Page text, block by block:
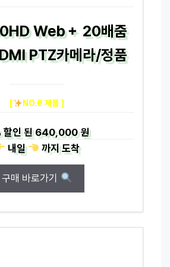
Web＋ 20배줌
PTZ카메라/정품
[ NO.6 제품 ]
할인 된640,000 원
내일
까지도착
구매 바로가기